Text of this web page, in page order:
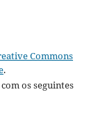
Commons
.
os seguintes